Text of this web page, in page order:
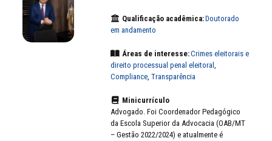
Qualificação acadêmica:Doutorado
em andamento
Áreas de interesse:Crimes eleitorais e
direito processual penal eleitoral ,
Compliance, Transparência
Minicurrículo
Advogado. Foi Coordenador Pedagógico
da Escola Superior da Advocacia (OAB/MT
– Gestão 2022/2024) e atualmente é